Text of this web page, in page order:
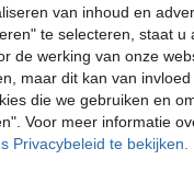
Magnetische telefoonhoes compatibel met Samsung Galaxy Z Flip 8 7 7FE 6 5 4 3 5G, met scharnierbescherming, ondersteunt draadloos opladen, harde PC-achterplaat schokbestendig en anti-val telefoonhoesje
6 over
van inhoud en
te selecteren, staat
de werking van onze
maar dit kan van
die we gebruiken en
Voor meer informatie
Privacybeleid te bekijken.